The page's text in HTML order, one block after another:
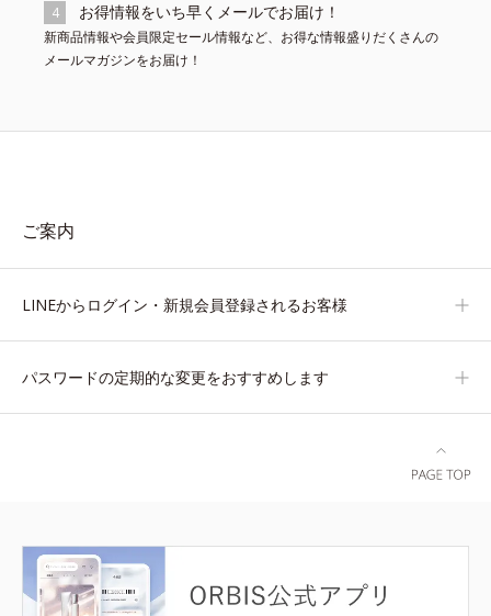
4 お得情報をいち早くメールでお届け！
新商品情報や会員限定セール情報など、お得な情報盛りだくさんの
メールマガジンをお届け！
ご案内
LINEからログイン・新規会員登録されるお客様
パスワードの定期的な変更をおすすめします